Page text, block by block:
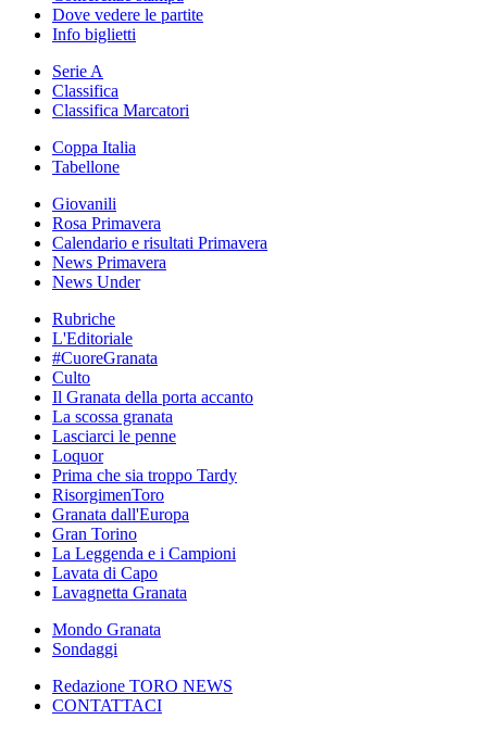
Dove vedere le partite
Info biglietti
Serie A
Classifica
Classifica Marcatori
Coppa Italia
Tabellone
Giovanili
Rosa Primavera
Calendario e risultati Primavera
News Primavera
News Under
Rubriche
L'Editoriale
#CuoreGranata
Culto
Il Granata della porta accanto
La scossa granata
Lasciarci le penne
Loquor
Prima che sia troppo Tardy
RisorgimenToro
Granata dall'Europa
Gran Torino
La Leggenda e i Campioni
Lavata di Capo
Lavagnetta Granata
Mondo Granata
Sondaggi
Redazione TORO NEWS
CONTATTACI